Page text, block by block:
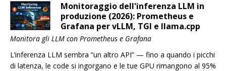
Monitoraggio dell'inferenza LLM in
produzione (2026): Prometheus e
Grafana per vLLM, TGI e llama.cpp
Monitora gli LLM con Prometheus e Grafana
L’inferenza LLM sembra “un altro API” — fino a quando i picchi
di latenza, le code si ingorgano e le tue GPU rimangono al 95%